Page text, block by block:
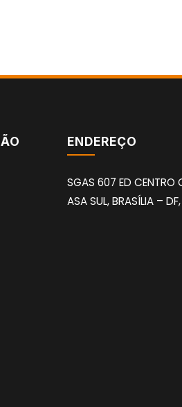
ENDEREÇO
SGAS 607 ED CENTRO
ASA SUL, BRASÍLIA –